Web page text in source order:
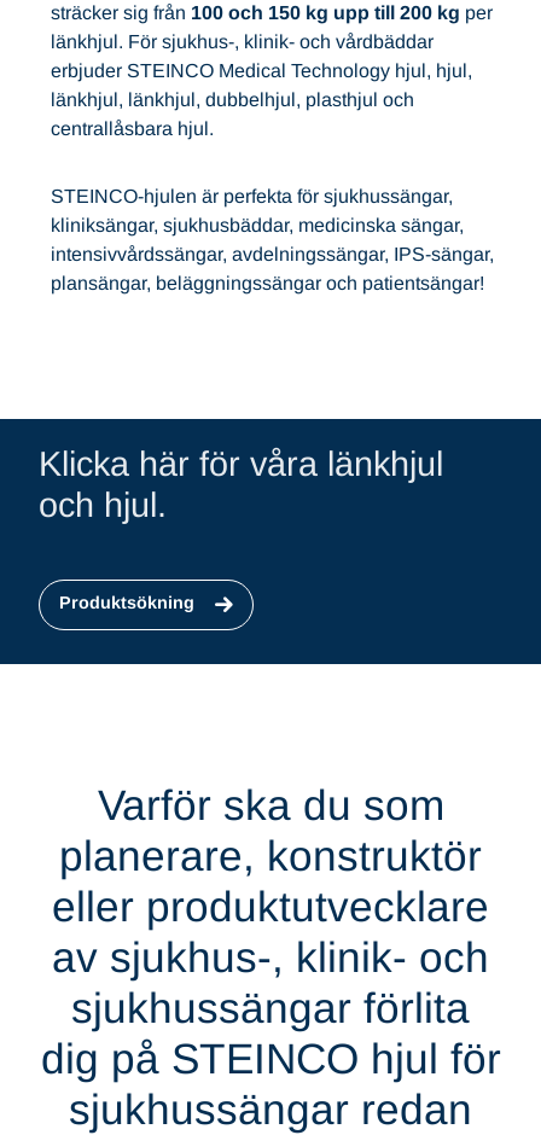
sträcker sig från 100 och 150 kg upp till 200 kg per
länkhjul. För sjukhus-, klinik- och vårdbäddar
erbjuder STEINCO Medical Technology hjul, hjul,
länkhjul, länkhjul, dubbelhjul, plasthjul och
centrallåsbara hjul.
STEINCO-hjulen är perfekta för sjukhussängar,
kliniksängar, sjukhusbäddar, medicinska sängar,
intensivvårdssängar, avdelningssängar, IPS-sängar,
plansängar, beläggningssängar och patientsängar!
Klicka här för våra länkhjul
och hjul.
Produktsökning
Varför ska du som
planerare, konstruktör
eller produktutvecklare
av sjukhus-, klinik- och
sjukhussängar förlita
dig på STEINCO hjul för
sjukhussängar redan